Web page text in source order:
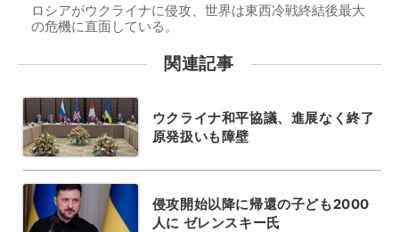
ロシアがウクライナに侵攻、世界は東西冷戦終結後最大
の危機に直面している。
関連記事
ウクライナ和平協議、進展なく終了
原発扱いも障壁
侵攻開始以降に帰還の子ども2000
人に ゼレンスキー氏